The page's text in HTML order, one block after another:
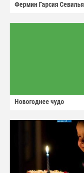
Фермин Гарсия Севилья
Новогоднее чудо